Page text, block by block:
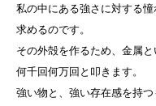
私の中にある強さに対する
求めるのです。
その外殻を作るため、金属
何千回何万回と叩きます。
強い物と、強い存在感を持